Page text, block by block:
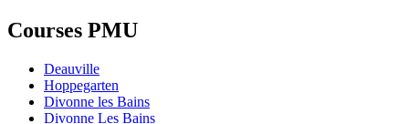
Courses PMU
Deauville
Hoppegarten
Divonne les Bains
Divonne Les Bains